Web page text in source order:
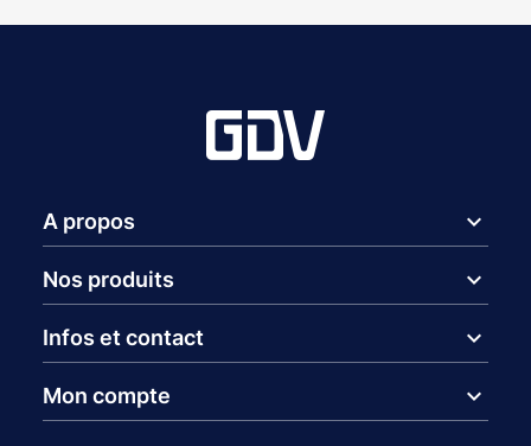
A propos expand_more
Nos produits expand_more
Infos et contact expand_more
Mon compte expand_more